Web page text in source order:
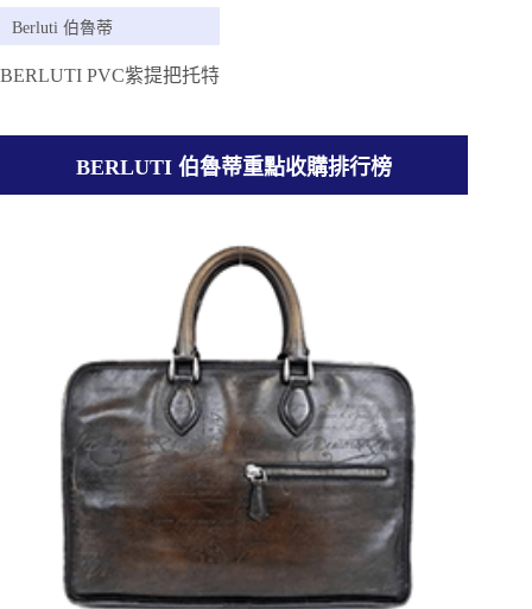
Berluti 伯魯蒂
BERLUTI PVC紫提把托特
BERLUTI 伯魯蒂重點收購排行榜